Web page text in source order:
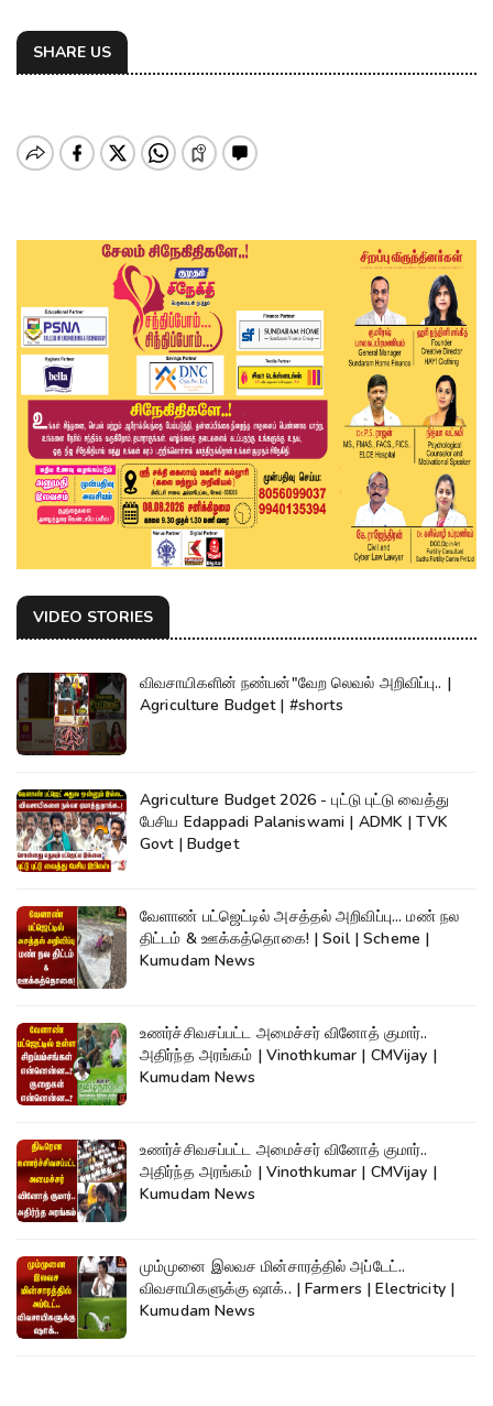
SHARE US
VIDEO STORIES
விவசாயிகளின் நண்பன்"வேற லெவல் அறிவிப்பு.. |
Agriculture Budget | #shorts
Agriculture Budget 2026 - புட்டு புட்டு வைத்து
பேசிய Edappadi Palaniswami | ADMK | TVK
Govt | Budget
வேளாண் பட்ஜெட்டில் அசத்தல் அறிவிப்பு... மண் நல
திட்டம் & ஊக்கத்தொகை! | Soil | Scheme |
Kumudam News
உணர்ச்சிவசப்பட்ட அமைச்சர் வினோத் குமார்..
அதிர்ந்த அரங்கம் | Vinothkumar | CMVijay |
Kumudam News
உணர்ச்சிவசப்பட்ட அமைச்சர் வினோத் குமார்..
அதிர்ந்த அரங்கம் | Vinothkumar | CMVijay |
Kumudam News
மும்முனை இலவச மின்சாரத்தில் அப்டேட்..
விவசாயிகளுக்கு ஷாக்.. | Farmers | Electricity |
Kumudam News